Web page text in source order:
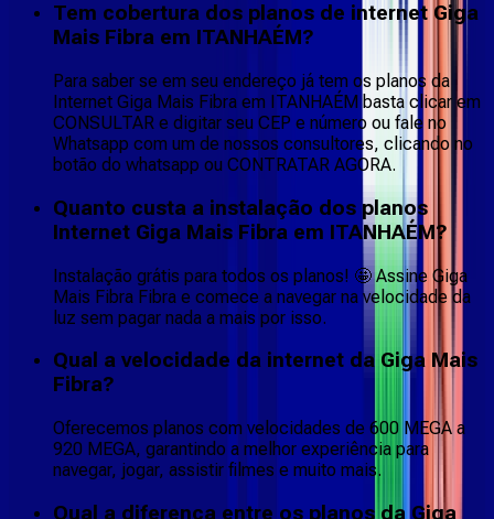
Tem cobertura dos planos de internet Giga
Mais Fibra em ITANHAÉM?
Para saber se em seu endereço já tem os planos da
Internet Giga Mais Fibra em ITANHAÉM basta clicar em
CONSULTAR e digitar seu CEP e número ou fale no
Whatsapp com um de nossos consultores, clicando no
botão do whatsapp ou CONTRATAR AGORA.
Quanto custa a instalação dos planos
Internet Giga Mais Fibra em ITANHAÉM?
Instalação grátis para todos os planos! 🤩 Assine Giga
Mais Fibra Fibra e comece a navegar na velocidade da
luz sem pagar nada a mais por isso.
Qual a velocidade da internet da Giga Mais
Fibra?
Oferecemos planos com velocidades de 600 MEGA a
920 MEGA, garantindo a melhor experiência para
navegar, jogar, assistir filmes e muito mais.
Qual a diferença entre os planos da Giga